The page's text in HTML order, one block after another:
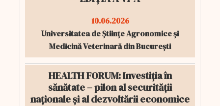
10.06.2026
Universitatea de Științe Agronomice și
Medicină Veterinară din București
HEALTH FORUM: Investiția în
sănătate – pilon al securității
naționale și al dezvoltării economice